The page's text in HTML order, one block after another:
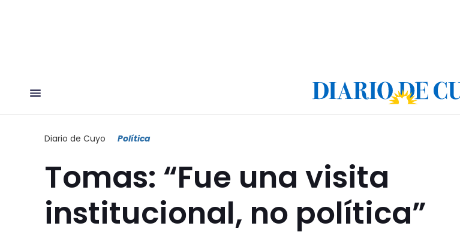
Diario de Cuyo Política
Tomas: “Fue una visita
institucional, no política”